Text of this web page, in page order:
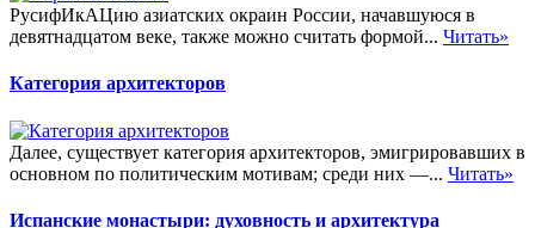
РусифИкАЦию азиатских окраин России, начавшуюся в
девятнадцатом веке, также можно считать формой... Читать»
Категория архитекторов
Далее, существует категория архитекторов, эмигрировавших в
основном по политическим мотивам; среди них —... Читать»
Испанские монастыри: духовность и архитектура